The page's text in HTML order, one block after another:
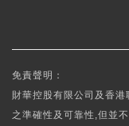
免責聲明：
財華控股有限公司及香
之準確性及可靠性,但並